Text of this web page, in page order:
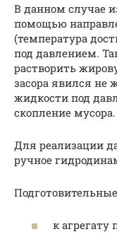
В данном случае
помощью
(температура
под давлением.
растворить
засора явился не
жидкости под
скопление мусора.
Для реализации
ручное
к